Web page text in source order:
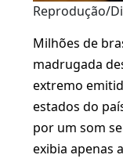
Reprodução/
Milhões de
madrugada
extremo
estados do
por um som
exibia apenas